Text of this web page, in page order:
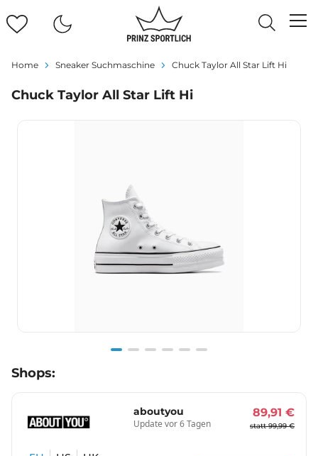
Home Sneaker Suchmaschine Chuck Taylor All Star Lift Hi
Chuck Taylor All Star Lift Hi
1
Shops:
aboutyou
Update vor 6 Tagen
89,91 €
statt 99,99 €